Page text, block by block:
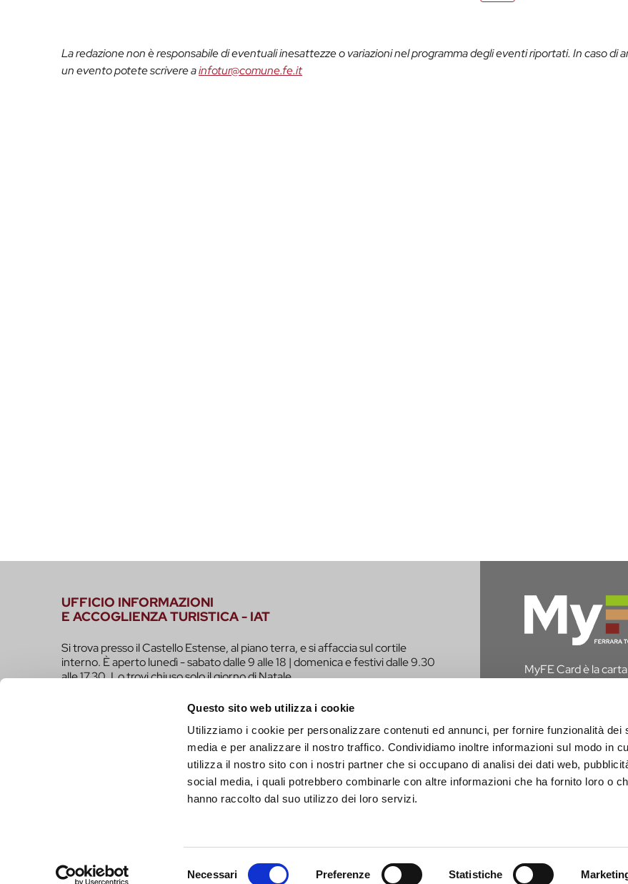
Questo sito web utilizza i cookie
Utilizziamo i cookie per personalizzare contenuti ed annunci, per fornire funzionalità dei
media e per analizzare il nostro traffico. Condividiamo inoltre informazioni sul modo in
utilizza il nostro sito con i nostri partner che si occupano di analisi dei dati web,
social media, i quali potrebbero combinarle con altre informazioni che ha fornito loro o
hanno raccolto dal suo utilizzo dei loro servizi.
Necessari Preferenze Statistiche
La redazione non è responsabile di eventuali inesattezze o variazioni nel programma degli eventi riportati. In caso di
un evento potete scrivere ainfotur@comune.fe.it
UFFICIO INFORMAZIONI
E ACCOGLIENZA TURISTICA - IAT
Si trova presso il Castello Estense, al piano terra, e si affaccia sul cortile
interno. È aperto lunedì - sabato dalle 9 alle 18 | domenica e festivi dalle 9.30
alle 17.30. Lo trovi chiuso solo il giorno di Natale.
infotur@comune.fe.it 0532-419190
SEI UN OPERATORE TURISTICO E VUOI ESSERE CONTATTATO PER
FARE PARTE DEL PROGETTO INFERRARA?
MyFE Card è la
hai diritto
SCOPRI MYFE